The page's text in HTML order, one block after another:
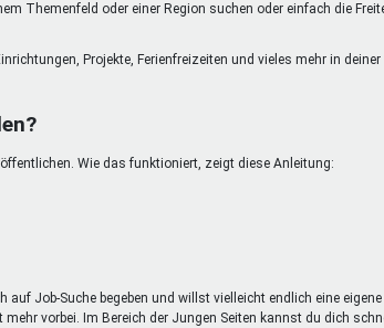
Themenfeld oder einer Region suchen oder einfach die
Projekte, Ferienfreizeiten und vieles mehr in deiner
Wie das funktioniert, zeigt diese Anleitung:
Job-Suche begeben und willst vielleicht endlich eine
vorbei. Im Bereich der Jungen Seiten kannst du dich